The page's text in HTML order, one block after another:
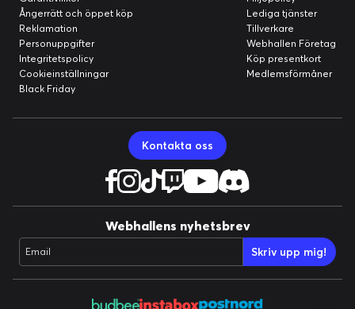
Ångerrätt och öppet köp
Reklamation
Personuppgifter
Integritetspolicy
Cookieinställningar
Black Friday
Lediga tjänster
Tillverkare
Webhallen Företag
Köp presentkort
Medlemsförmåner
Kontakta oss
Webhallens nyhetsbrev
Email Skriv upp mig!